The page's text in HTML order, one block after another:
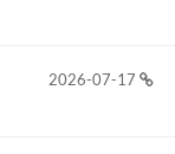
2026-07-17